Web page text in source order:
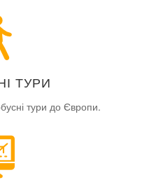
ТУРИ
тури до Європи.